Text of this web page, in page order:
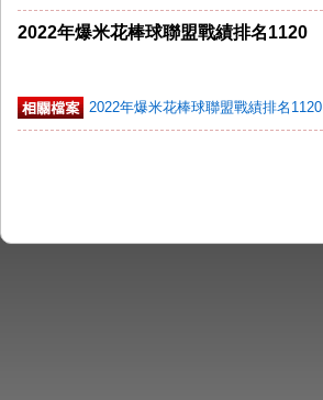
2022年爆米花棒球聯盟戰績排名1120
2022年爆米花棒球聯盟戰績排名1120